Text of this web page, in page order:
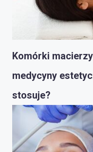
Komórki
medycyny
stosuje?